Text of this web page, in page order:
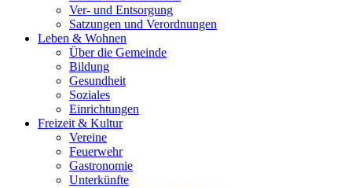
Ver- und Entsorgung
Satzungen und Verordnungen
Leben & Wohnen
Über die Gemeinde
Bildung
Gesundheit
Soziales
Einrichtungen
Freizeit & Kultur
Vereine
Feuerwehr
Gastronomie
Unterkünfte